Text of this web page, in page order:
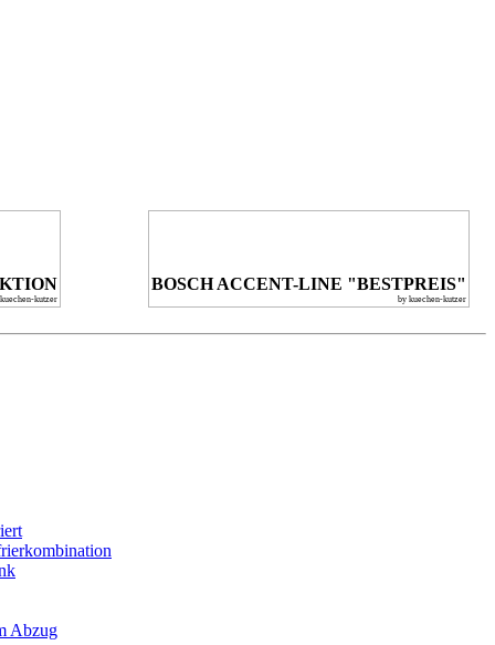
kutzer
BOSCH ACCENT-LINE "BESTPREIS"
by kuechen-kutzer
Abzug